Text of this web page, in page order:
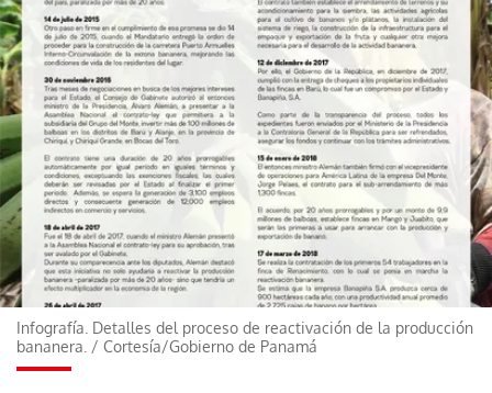
Infografía. Detalles del proceso de reactivación de la producción
bananera. / Cortesía/Gobierno de Panamá